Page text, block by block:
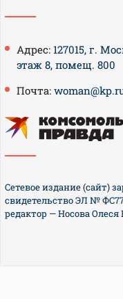
Адрес: 127015, г.
этаж 8, помещ. 800
Почта:
Сетевое издание (сайт)
свидетельство ЭЛ №
редактор — Носова Олеся